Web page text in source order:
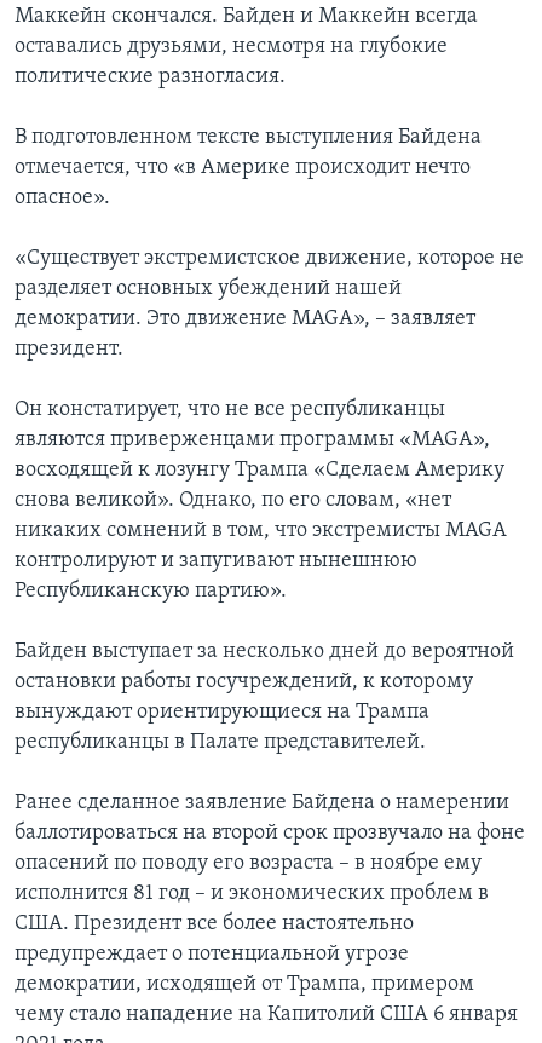
Маккейн скончался. Байден и Маккейн всегда
оставались друзьями, несмотря на глубокие
политические разногласия.
В подготовленном тексте выступления Байдена
отмечается, что «в Америке происходит нечто
опасное».
«Существует экстремистское движение, которое не
разделяет основных убеждений нашей
демократии. Это движение MAGA», – заявляет
президент.
Он констатирует, что не все республиканцы
являются приверженцами программы «MAGA»,
восходящей к лозунгу Трампа «Сделаем Америку
снова великой». Однако, по его словам, «нет
никаких сомнений в том, что экстремисты MAGA
контролируют и запугивают нынешнюю
Республиканскую партию».
Байден выступает за несколько дней до вероятной
остановки работы госучреждений, к которому
вынуждают ориентирующиеся на Трампа
республиканцы в Палате представителей.
Ранее сделанное заявление Байдена о намерении
баллотироваться на второй срок прозвучало на фоне
опасений по поводу его возраста – в ноябре ему
исполнится 81 год – и экономических проблем в
США. Президент все более настоятельно
предупреждает о потенциальной угрозе
демократии, исходящей от Трампа, примером
чему стало нападение на Капитолий США 6 января